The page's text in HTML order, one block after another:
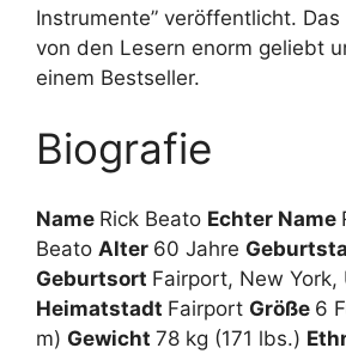
Instrumente” veröffentlicht.
von den Lesern enorm geliebt
einem Bestseller.
Biografie
Name Rick Beato Echter Name
Beato Alter 60 Jahre
Geburtsort Fairport, New York,
Heimatstadt Fairport Größe 6
m) Gewicht 78 kg (171 lbs.)